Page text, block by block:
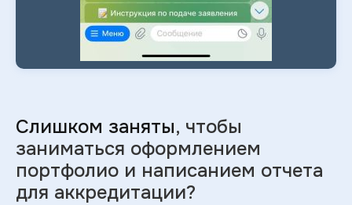
Слишком заняты, чтобы
заниматься оформлением
портфолио и написанием отчета
для аккредитации?